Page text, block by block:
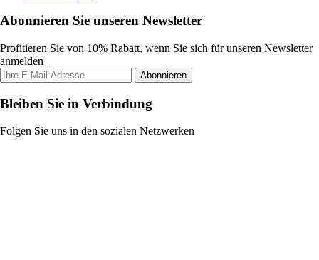
Abonnieren Sie unseren Newsletter
Profitieren Sie von 10% Rabatt, wenn Sie sich für unseren Newsletter
anmelden
Abonnieren
Bleiben Sie in Verbindung
Folgen Sie uns in den sozialen Netzwerken